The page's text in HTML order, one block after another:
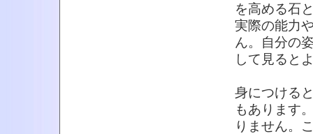
を高める石
実際の能力
ん。自分の
して見ると
身につける
もあります
りません。